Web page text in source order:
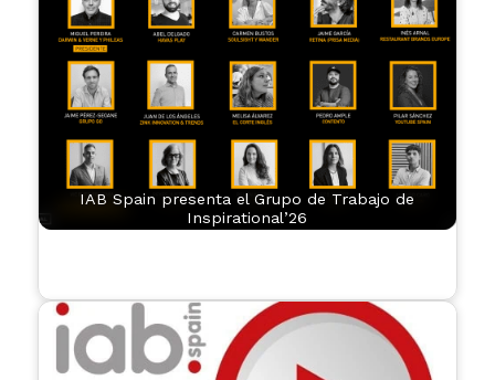
IAB Spain presenta el Grupo de Trabajo de
Inspirational’26